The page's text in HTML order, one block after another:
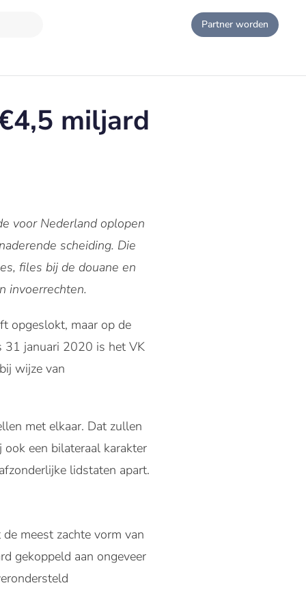
Partner worden
miljard
voor Nederland oplopen
scheiding. Die
files bij de douane en
invoerrechten.
opgeslokt, maar op de
31 januari 2020 is het VK
wijze van
met elkaar. Dat zullen
een bilateraal karakter
lidstaten apart.
meest zachte vorm van
gekoppeld aan ongeveer